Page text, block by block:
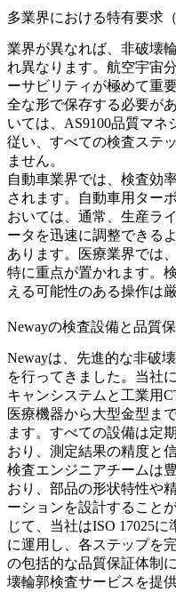
多業界における特有要求
業界が異なれば、非破壊
れ異なります。航空宇宙
ーサビリティが極めて重
全な形で保存する必要が
いては、AS9100品質マネ
従い、すべての検査ステ
ません。
自動車業界では、検査効
されます。
自動車用ター
おいては、通常、生産ラ
ータを迅速に調整できる
あります。医療業界では
特に重点が置かれます。
える可能性のある操作は
Newayの検査設備と品質
Newayは、先進的な非破
を行ってきました。当社
キャンシステムと工業用
医療機器から大型金型ま
ます。すべての設備は定
おり、測定結果の精度と
検査エンジニアチームは
おり、部品の形状特性や
ーションを設計すること
じて、当社はISO 17025
に運用し、各ステップを
の包括的な品質保証体制
壊輪郭検査サービスを提